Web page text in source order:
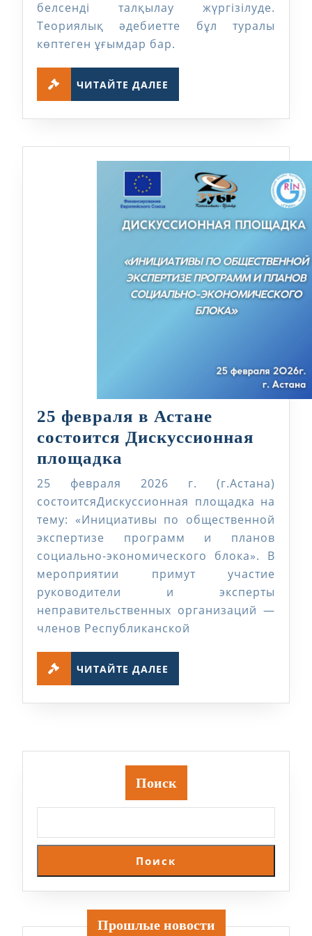
қалай
болуда?
белсенді талқылау жүргізілуде.
Теориялық әдебиетте бұл туралы
көптеген ұғымдар бар.
ЧИТАЙТЕ ДАЛЕЕ
25 февраля в Астане
состоится Дискуссионная
площадка
февраля
в
Астане
состоится
Дискуссионная
площадка
25 февраля 2026 г. (г.Астана)
состоитсяДискуссионная площадка на
тему: «Инициативы по общественной
экспертизе программ и планов
социально-экономического блока». В
мероприятии примут участие
руководители и эксперты
неправительственных организаций —
членов Республиканской
ЧИТАЙТЕ ДАЛЕЕ
Поиск
Поиск
Прошлые новости